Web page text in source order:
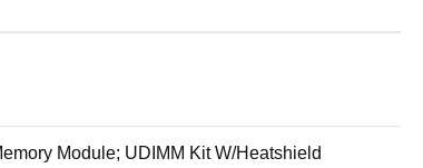
Module; UDIMM Kit W/Heatshield